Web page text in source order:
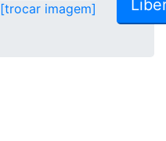
[trocar imagem]